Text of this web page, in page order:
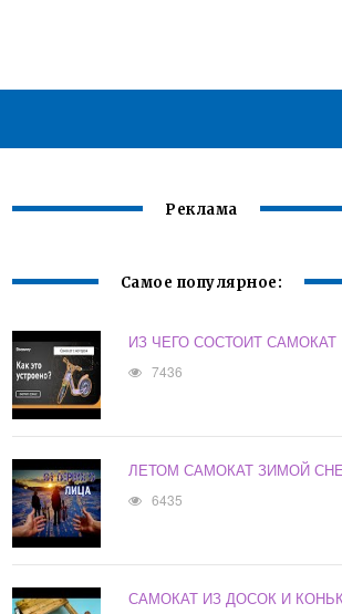
Реклама
Самое популярное:
ИЗ ЧЕГО СОСТОИТ САМОКАТ
7436
ЛЕТОМ САМОКАТ ЗИМОЙ
6435
САМОКАТ ИЗ ДОСОК И